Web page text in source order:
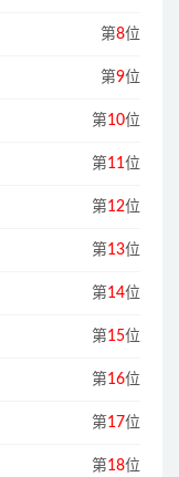
第8位
第9位
第10位
第11位
第12位
第13位
第14位
第15位
第16位
第17位
第18位